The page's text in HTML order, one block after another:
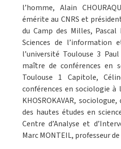
l’homme, Alain
émérite au CNRS et
du Camp des Milles, Pascal
Sciences de
l’université Toulouse 3
maître de conférences en
Toulouse 1 Capitole,
conférences en sociologie à
KHOSROKAVAR,
des hautes études en
Centre d’Analyse et
Marc MONTEIL, professeur